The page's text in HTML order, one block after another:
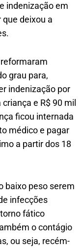
indenização em
deixou a
grau para,
indenização por
e R$ 90 mil
ficou internada
médico e pagar
a partir dos 18
baixo peso serem
infecções
fático
o contágio
ou seja, recém-